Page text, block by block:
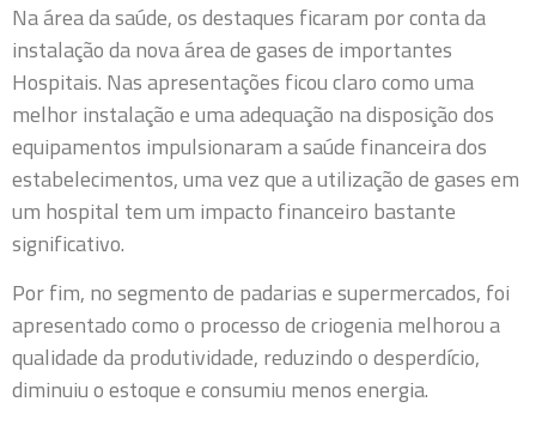
Na área da saúde, os destaques ficaram por conta da
instalação da nova área de gases de importantes
Hospitais. Nas apresentações ficou claro como uma
melhor instalação e uma adequação na disposição dos
equipamentos impulsionaram a saúde financeira dos
estabelecimentos, uma vez que a utilização de gases em
um hospital tem um impacto financeiro bastante
significativo.
Por fim, no segmento de padarias e supermercados, foi
apresentado como o processo de criogenia melhorou a
qualidade da produtividade, reduzindo o desperdício,
diminuiu o estoque e consumiu menos energia.